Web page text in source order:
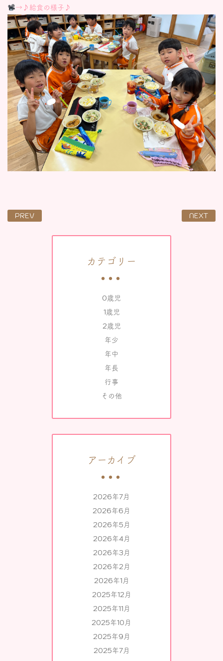
→♪給食の様子♪
PREV NEXT
カテゴリー
0歳児
1歳児
2歳児
年少
年中
年長
行事
その他
アーカイブ
2026年7月
2026年6月
2026年5月
2026年4月
2026年3月
2026年2月
2026年1月
2025年12月
2025年11月
2025年10月
2025年9月
2025年7月